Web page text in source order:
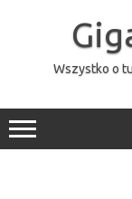
Wszystko o